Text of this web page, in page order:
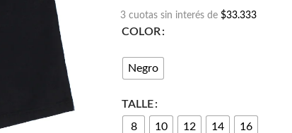
3 cuotas sin interés de$33.333
COLOR
Negro
TALLE
8
10 12 14 16